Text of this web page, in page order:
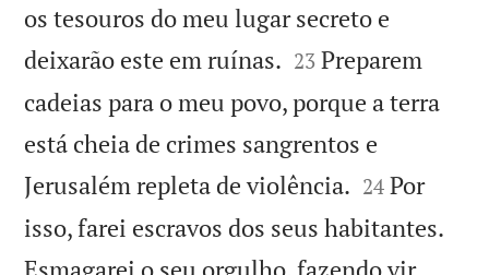
os tesouros do meu lugar secreto e
deixarão este em ruínas. 

23 Preparem
cadeias para o meu povo, porque a terra
está cheia de crimes sangrentos e
Jerusalém repleta de violência. 

24 Por
isso, farei escravos dos seus habitantes.